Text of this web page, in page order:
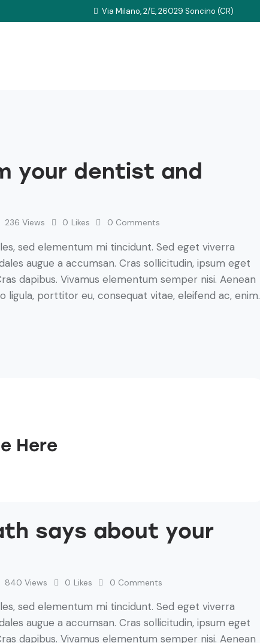
Via Milano, 2/E, 26029 Soncino (CR)
your dentist and
236 Views 0 Likes 0 Comments
sed elementum mi tincidunt. Sed eget viverra
augue a accumsan. Cras sollicitudin, ipsum eget
dapibus. Vivamus elementum semper nisi. Aenean
ligula, porttitor eu, consequat vitae, eleifend ac, enim.
Here
says about your
840 Views 0 Likes 0 Comments
sed elementum mi tincidunt. Sed eget viverra
augue a accumsan. Cras sollicitudin, ipsum eget
dapibus. Vivamus elementum semper nisi. Aenean